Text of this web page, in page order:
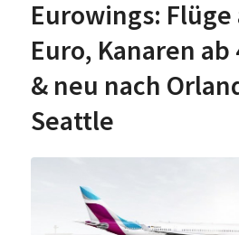
Eurowings: Flüge
Euro, Kanaren ab
& neu nach
Seattle